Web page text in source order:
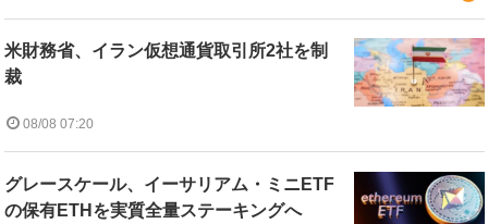
米財務省、イラン仮想通貨取引所2社を制
裁
08/08 07:20
グレースケール、イーサリアム・ミニETF
の保有ETHを実質全量ステーキングへ